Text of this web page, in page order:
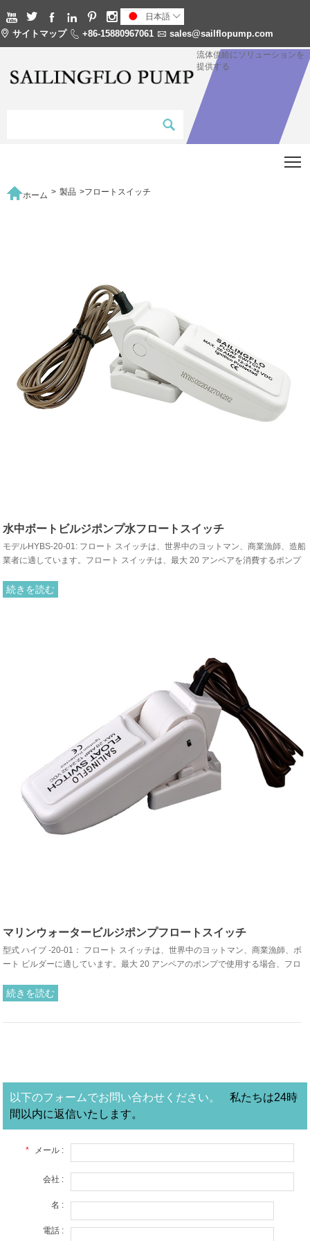
      日本語 
 サイトマップ  +86-15880967061  sales@sailflopump.com
流体供給にソリューションを
提供する
ホーム > 製品 >フロートスイッチ
水中ボートビルジポンプ水フロートスイッチ
モデルHYBS-20-01: フロート スイッチは、世界中のヨットマン、商業漁師、造船
業者に適しています。フロート スイッチは、最大 20 アンペアを消費するポンプ
続きを読む
マリンウォータービルジポンプフロートスイッチ
型式 ハイブ -20-01： フロート スイッチは、世界中のヨットマン、商業漁師、ボ
ート ビルダーに適しています。最大 20 アンペアのポンプで使用する場合、フロ
続きを読む
以下のフォームでお問い合わせください。
私たちは24時
間以内に返信いたします。
* メール :
会社 :
名 :
電話 :